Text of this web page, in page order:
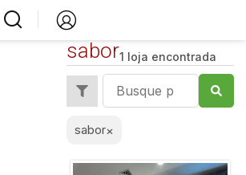
sabor1 loja encontrada
sabor×